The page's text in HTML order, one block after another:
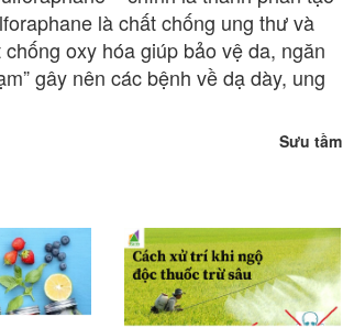
là chất chống ung thư và
oxy hóa giúp bảo vệ da, ngăn
gây nên các bệnh về dạ dày, ung
Sưu tầm